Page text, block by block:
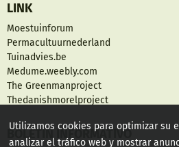
LINK
Moestuinforum
Permacultuurnederland
Tuinadvies.be
Medume.weebly.com
The Greenmanproject
Thedanishmorelproject
BOLETÍN INFORMATIVO
Utilizamos cookies para optimizar su
analizar el tráfico web y mostrar